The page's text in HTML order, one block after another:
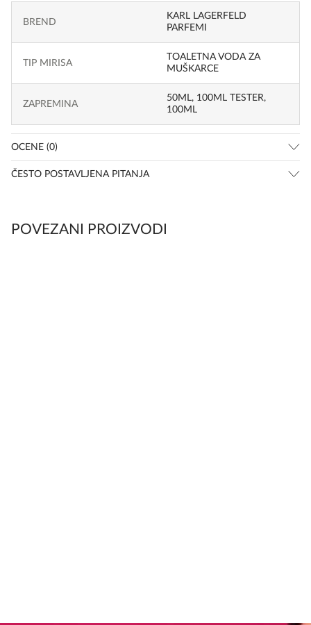
BREND
KARL LAGERFELD
PARFEMI
TIP MIRISA
TOALETNA VODA ZA
MUŠKARCE
ZAPREMINA
50ML, 100ML TESTER,
100ML
OCENE (0)
ČESTO POSTAVLJENA PITANJA
POVEZANI PROIZVODI